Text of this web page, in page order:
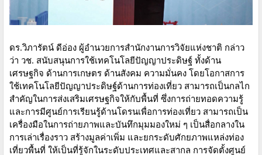
ดร.วิภารัตน์ ดีอ่อง ผู้อำนวยการสำนักงานการวิจัยแห่งชาติ กล่าว
ว่า วช. สนับสนุนการใช้เทคโนโลยีปัญญาประดิษฐ์ ทั้งด้าน
เศรษฐกิจ ด้านการเกษตร ด้านสังคม ความมั่นคง โดยโอกาสการ
ใช้เทคโนโลยีปัญญาประดิษฐ์ด้านการท่องเที่ยว สามารถเป็นกลไก
สำคัญในการส่งเสริมเศรษฐกิจให้กับพื้นที่ ซึ่งการถ่ายทอดความรู้
และการมีศูนย์การเรียนรู้ด้านโดรนเพื่อการท่องเที่ยว สามารถเป็น
เครื่องมือในการถ่ายภาพและบันทึกมุมมองใหม่ ๆ เป็นสื่อกลางใน
การเล่าเรื่องราว สร้างมูลค่าเพิ่ม และยกระดับศักยภาพแหล่งท่อง
เที่ยวพื้นที่ ให้เป็นที่รู้จักในระดับประเทศและสากล การจัดตั้งศูนย์